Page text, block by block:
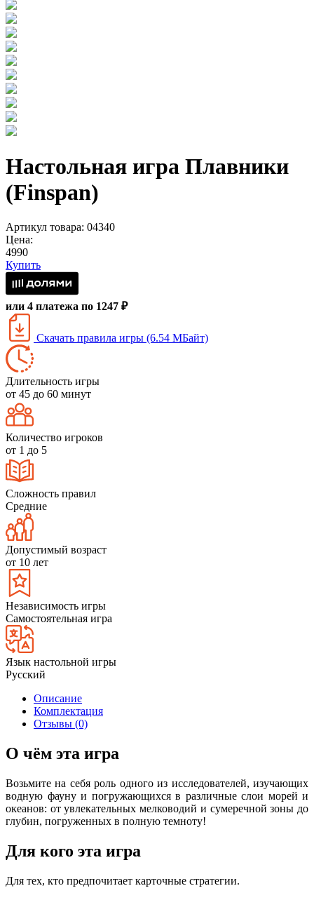
Настольная игра Плавники
(Finspan)
Артикул товара: 04340
Цена:
4990
Купить
или 4 платежа по 1247 ₽
Скачать правила игры (6.54 МБайт)
Длительность игры
от 45 до 60 минут
Количество игроков
от 1 до 5
Сложность правил
Средние
Допустимый возраст
от 10 лет
Независимость игры
Самостоятельная игра
Язык настольной игры
Русский
Описание
Комплектация
Отзывы (0)
О чём эта игра
Возьмите на себя роль одного из исследователей, изучающих
водную фауну и погружающихся в различные слои морей и
океанов: от увлекательных мелководий и сумеречной зоны до
глубин, погруженных в полную темноту!
Для кого эта игра
Для тех, кто предпочитает карточные стратегии.